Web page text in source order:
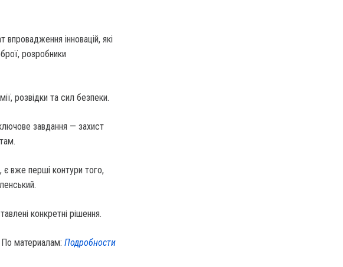
інновацій, які
розробники
розвідки та сил безпеки.
завдання — захист
вже перші контури того,
конкретні рішення.
По материалам:Подробности